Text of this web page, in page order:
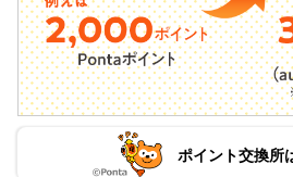
ポイント交換所